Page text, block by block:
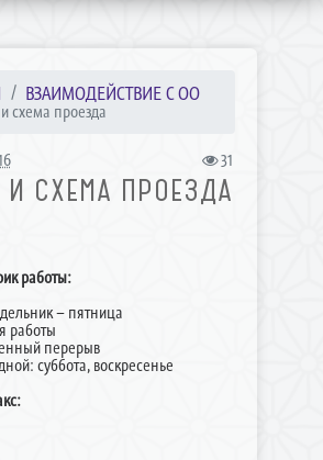
ВЗАИМОДЕЙСТВИЕ С ОО
схема проезда
31
И СХЕМА ПРОЕЗДА
работы:
– пятница
работы
перерыв
суббота, воскресенье